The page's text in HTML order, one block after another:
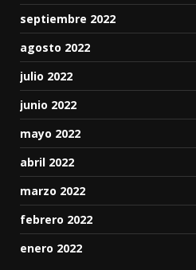
septiembre 2022
agosto 2022
julio 2022
junio 2022
mayo 2022
abril 2022
marzo 2022
febrero 2022
enero 2022